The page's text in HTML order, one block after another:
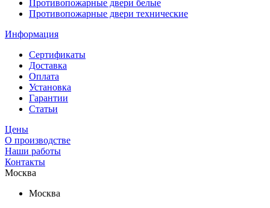
Противопожарные двери белые
Противопожарные двери технические
Информация
Сертификаты
Доставка
Оплата
Установка
Гарантии
Статьи
Цены
О производстве
Наши работы
Контакты
Москва
Москва